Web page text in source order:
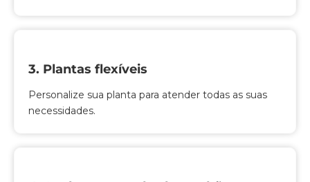
3. Plantas flexíveis
Personalize sua planta para atender todas as suas
necessidades.